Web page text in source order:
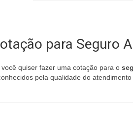
para Seguro
você quiser fazer uma cotação para o
pela qualidade do